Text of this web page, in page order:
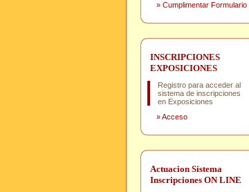
» Cumplimentar Formulario
INSCRIPCIONES
EXPOSICIONES
Registro para acceder al
sistema de inscripciones
en Exposiciones
»Acceso
Actuacion Sistema
Inscripciones ON LINE